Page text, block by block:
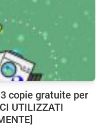
copie gratuite per
UTILIZZATI